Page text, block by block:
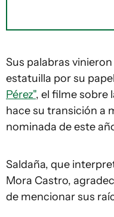
Sus palabras
estatuilla por su
Pérez", el filme sobre
hace su transición a
nominada de este
Saldaña, que
Mora Castro,
de mencionar sus